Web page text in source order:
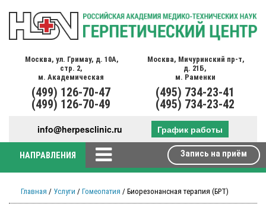
Москва, ул. Гримау, д. 10А,
стр. 2,
м. Академическая
(499) 126-70-47
(499) 126-70-49
Москва, Мичуринский пр-т,
д. 21Б,
м. Раменки
(495) 734-23-41
(495) 734-23-42
info@herpesclinic.ru График работы
НАПРАВЛЕНИЯ Запись на приём
Главная / Услуги / Гомеопатия / Биорезонансная терапия (БРТ)